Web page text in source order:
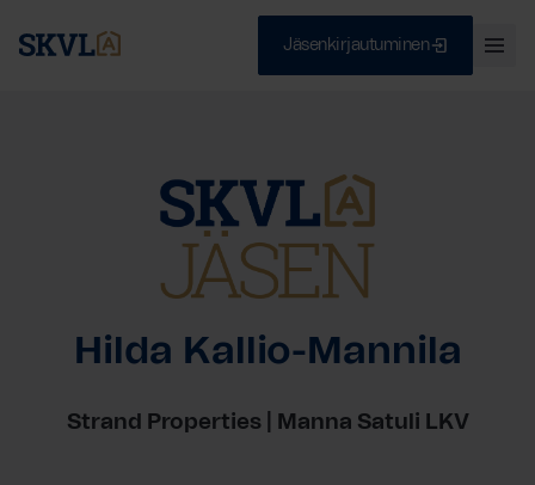
Jäsenkirjautuminen
Hilda Kallio-Mannila
Strand Properties | Manna Satuli LKV